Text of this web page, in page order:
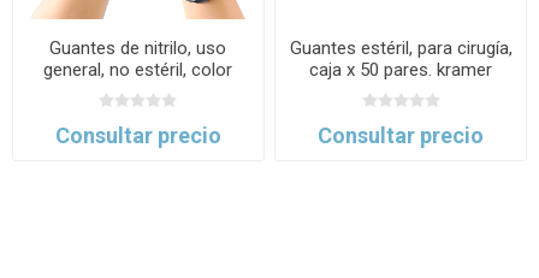
Guantes de nitrilo, uso
general, no estéril, color
negro, caja x 100 uds.
kramer
Consultar precio
Guantes estéril, para cirugía,
caja x 50 pares. kramer
Consultar precio